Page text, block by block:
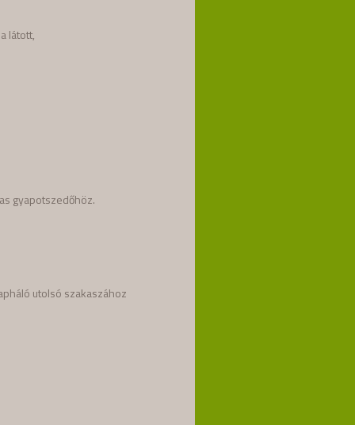
látott,
gyapotszedőhöz.
utolsó szakaszához